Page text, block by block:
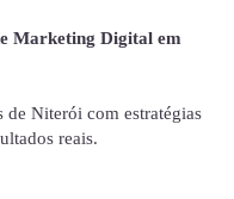
Marketing Digital em
Niterói com estratégias
reais.